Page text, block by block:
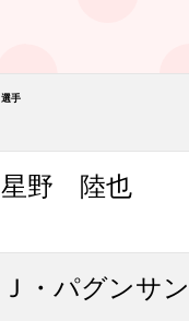
選手
星野 陸也
Ｊ・パグンサン